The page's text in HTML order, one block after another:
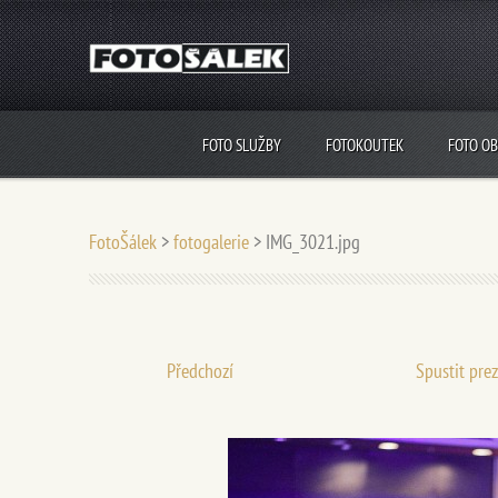
FOTO SLUŽBY FOTOKOUTEK FOTO
FotoŠálek >fotogalerie > IMG_3021.jpg
Předchozí Spustit